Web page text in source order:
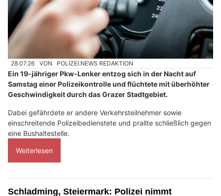
28.07.26 VON POLIZEI.NEWS REDAKTION
Ein 19-jähriger Pkw-Lenker entzog sich in der Nacht auf
Samstag einer Polizeikontrolle und flüchtete mit überhöhter
Geschwindigkeit durch das Grazer Stadtgebiet.
Dabei gefährdete er andere Verkehrsteilnehmer sowie
einschreitende Polizeibedienstete und prallte schließlich gegen
eine Bushaltestelle.
Weiterlesen
Schladming, Steiermark: Polizei nimmt